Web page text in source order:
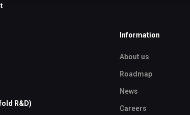
R&D)
Information
About us
Roadmap
News
Careers